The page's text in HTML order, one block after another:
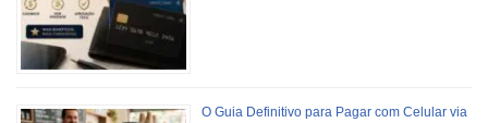
O Guia Definitivo para Pagar com Celular via